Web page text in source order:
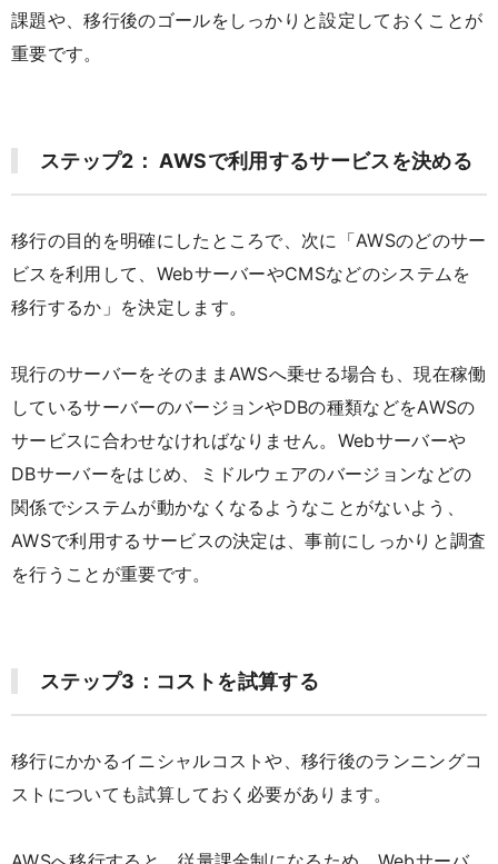
課題や、移行後のゴールをしっかりと設定しておくことが
重要です。
ステップ2： AWSで利用するサービスを決める
移行の目的を明確にしたところで、次に「AWSのどのサー
ビスを利用して、WebサーバーやCMSなどのシステムを
移行するか」を決定します。
現行のサーバーをそのままAWSへ乗せる場合も、現在稼働
しているサーバーのバージョンやDBの種類などをAWSの
サービスに合わせなければなりません。Webサーバーや
DBサーバーをはじめ、ミドルウェアのバージョンなどの
関係でシステムが動かなくなるようなことがないよう、
AWSで利用するサービスの決定は、事前にしっかりと調査
を行うことが重要です。
ステップ3：コストを試算する
移行にかかるイニシャルコストや、移行後のランニングコ
ストについても試算しておく必要があります。